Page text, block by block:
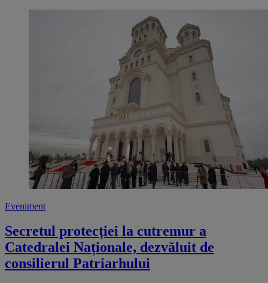
Eveniment
Secretul protecției la cutremur a
Catedralei Naționale, dezvăluit de
consilierul Patriarhului